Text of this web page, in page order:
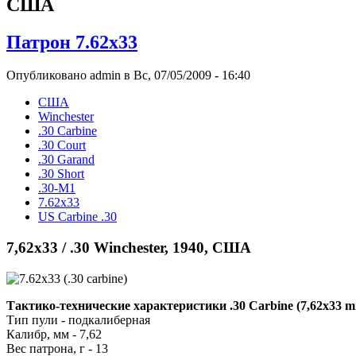
США
Патрон 7.62x33
Опубликовано admin в Вс, 07/05/2009 - 16:40
США
Winchester
.30 Carbine
.30 Court
.30 Garand
.30 Short
.30-М1
7.62x33
US Carbine .30
7,62x33 / .30 Winchester, 1940, США
Тактико-технические характеристики .30 Carbine (7,62x33
Тип пули - подкалиберная
Калибр, мм - 7,62
Вес патрона, г - 13